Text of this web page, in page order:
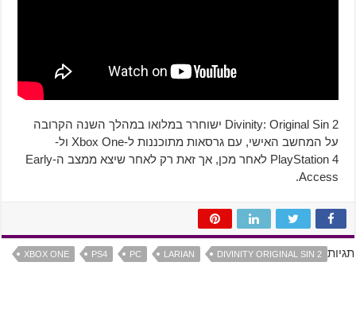
Divinity: Original Sin 2 ישוחרר במלואו במהלך השנה הקרובה
על המחשב האישי, עם גרסאות מתוכננות ל-Xbox One ול-
PlayStation 4 לאחר מכן, אך זאת רק לאחר שיצא ממצב ה-Early
Access.
תגיות DIVINITY ORIGINAL SIN 2
LARIAN
PC
PS4
XBOX ONE